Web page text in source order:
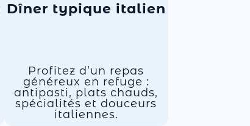
Dîner typique italien
Profitez d’un repas
généreux en refuge :
antipasti, plats chauds,
spécialités et douceurs
italiennes.